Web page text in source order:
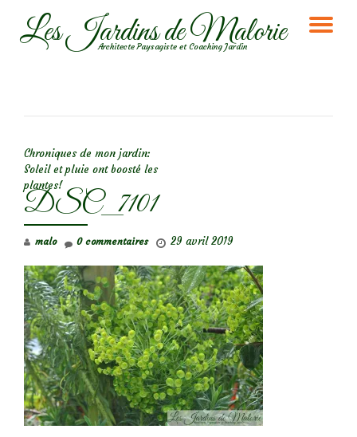
AllerLes Jardins de Malorie
Architecte Paysagiste et Coaching Jardin
Chroniques de mon jardin:
Soleil et pluie ont boosté les
plantes!
DSC_7101
malo 29 avril 2019
0 commentaires